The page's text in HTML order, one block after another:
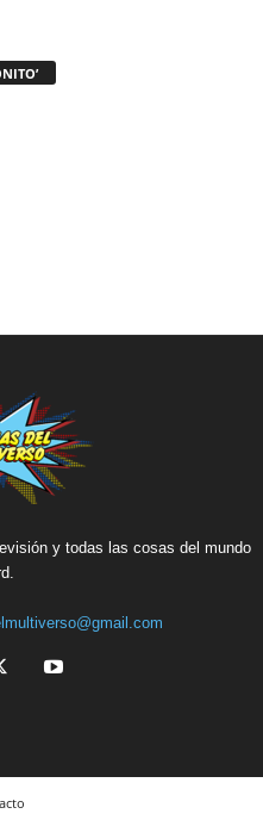
y todas las cosas del mundo